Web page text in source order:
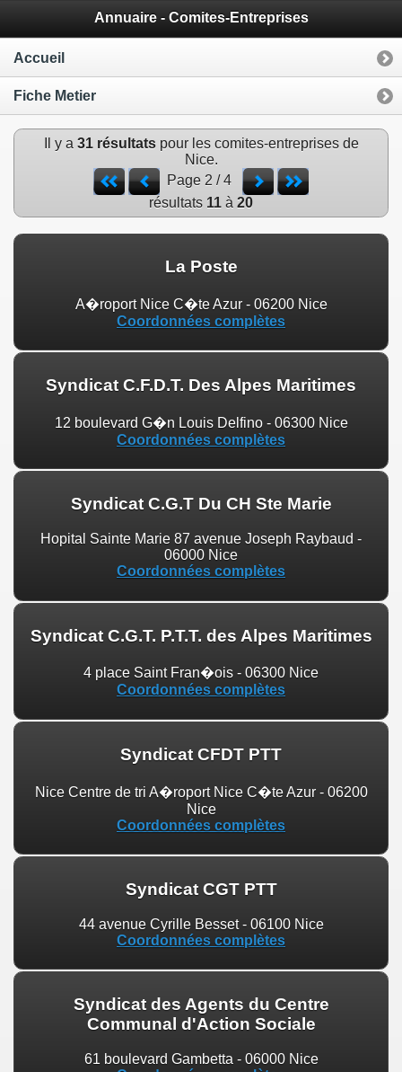
Annuaire - Comites-Entreprises
Accueil
Fiche Metier
Il y a 31 résultatspour les comites-entreprises de
Nice.
Page 2 / 4
résultats 11 à 20
La Poste
A�roport Nice C�te Azur - 06200 Nice
Coordonnées complètes
Syndicat C.F.D.T. Des Alpes Maritimes
12 boulevard G�n Louis Delfino - 06300 Nice
Coordonnées complètes
Syndicat C.G.T Du CH Ste Marie
Hopital Sainte Marie 87 avenue Joseph Raybaud -
06000 Nice
Coordonnées complètes
Syndicat C.G.T. P.T.T. des Alpes Maritimes
4 place Saint Fran�ois - 06300 Nice
Coordonnées complètes
Syndicat CFDT PTT
Nice Centre de tri A�roport Nice C�te Azur - 06200
Nice
Coordonnées complètes
Syndicat CGT PTT
44 avenue Cyrille Besset - 06100 Nice
Coordonnées complètes
Syndicat des Agents du Centre
Communal d'Action Sociale
61 boulevard Gambetta - 06000 Nice